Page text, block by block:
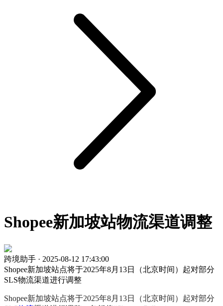
Shopee新加坡站物流渠道调整
跨境助手 · 2025-08-12 17:43:00
Shopee新加坡站点将于2025年8月13日（北京时间）起对部分
SLS物流渠道进行调整
Shopee新加坡站点将于2025年8月13日（北京时间）起对部分